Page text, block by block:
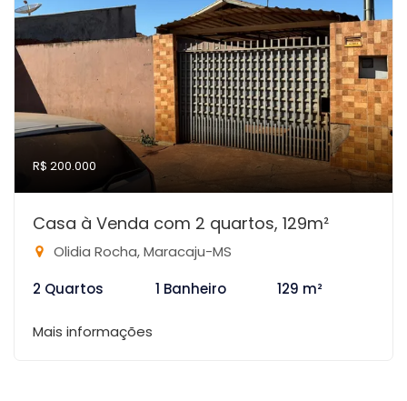
R$ 200.000
Casa à Venda com 2 quartos, 129m²
Olidia Rocha, Maracaju-MS
2 Quartos
1 Banheiro 129 m²
Mais informações